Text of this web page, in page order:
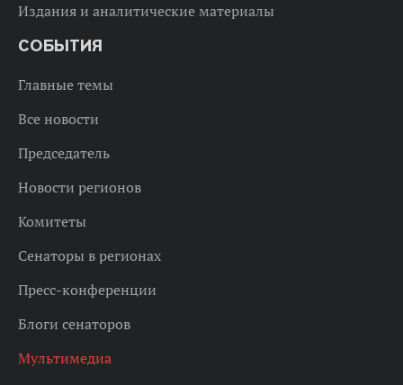
Издания и аналитические материалы
СОБЫТИЯ
Главные темы
Все новости
Председатель
Новости регионов
Комитеты
Сенаторы в регионах
Пресс-конференции
Блоги сенаторов
Мультимедиа